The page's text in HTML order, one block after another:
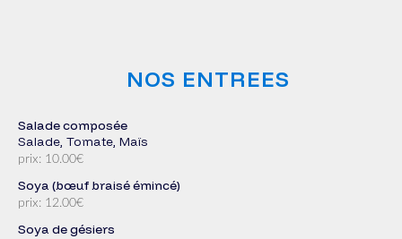
NOS ENTREES
Salade composée
Salade, Tomate, Maïs
prix: 10.00€
Soya (bœuf braisé émincé)
prix: 12.00€
Soya de gésiers